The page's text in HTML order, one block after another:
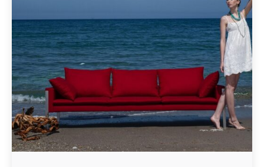
Geschrieben von
Redaktion Immofragen Bezirk: Korneuburg (AT)